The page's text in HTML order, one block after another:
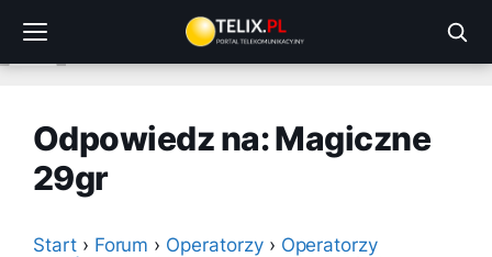
treści
Odpowiedz na: Magiczne
29gr
Start › Forum › Operatorzy › Operatorzy